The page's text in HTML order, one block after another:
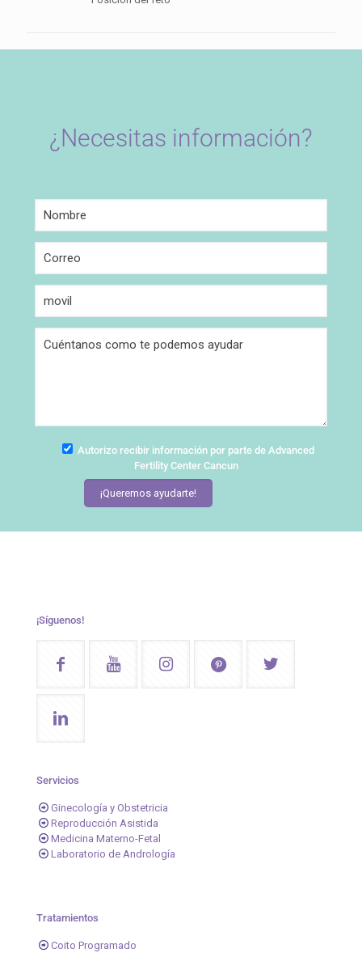
¿Necesitas información?
Autorizo recibir información por parte de Advanced
Fertility Center Cancun
¡Síguenos!
Servicios
Ginecología y Obstetricia
Reproducción Asistida
Medicina Materno-Fetal
Laboratorio de Andrología
Tratamientos
Coito Programado